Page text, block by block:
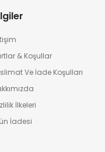
& Koşullar
Ve İade Koşulları
İlkeleri
İadesi